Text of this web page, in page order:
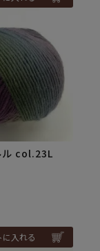
ル col.23L
に入れる